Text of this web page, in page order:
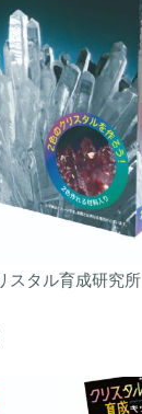
スタル育成研究所